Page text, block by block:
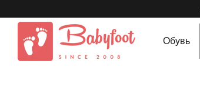
Обувь